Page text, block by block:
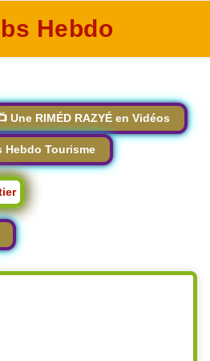
Hebdo
Une RIMÉD RAZYÉ en Vidéos
Hebdo Tourisme